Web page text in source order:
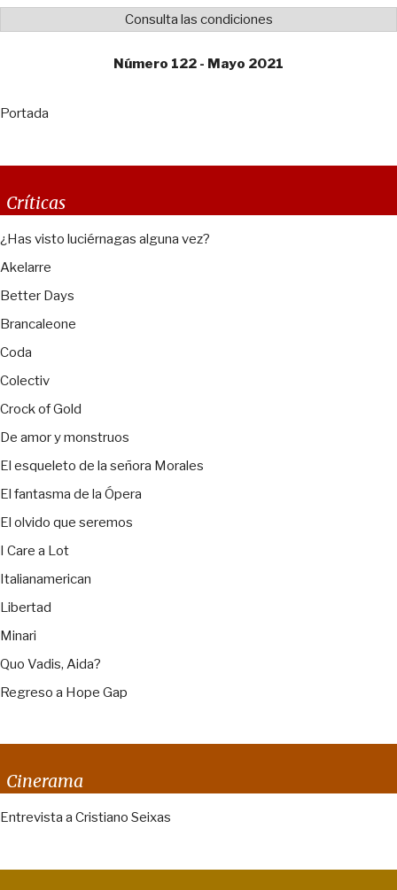
Consulta las condiciones
Número 122 - Mayo 2021
Portada
Críticas
¿Has visto luciérnagas alguna vez?
Akelarre
Better Days
Brancaleone
Coda
Colectiv
Crock of Gold
De amor y monstruos
El esqueleto de la señora Morales
El fantasma de la Ópera
El olvido que seremos
I Care a Lot
Italianamerican
Libertad
Minari
Quo Vadis, Aida?
Regreso a Hope Gap
Cinerama
Entrevista a Cristiano Seixas